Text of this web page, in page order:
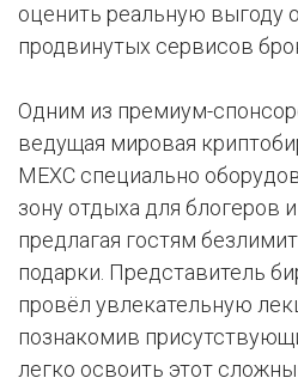
оценить реальную выгоду
продвинутых сервисов
Одним из премиум-
ведущая мировая
MEXC специально
зону отдыха для блогеров
предлагая гостям
подарки. Представитель
провёл увлекательную
познакомив
легко освоить этот